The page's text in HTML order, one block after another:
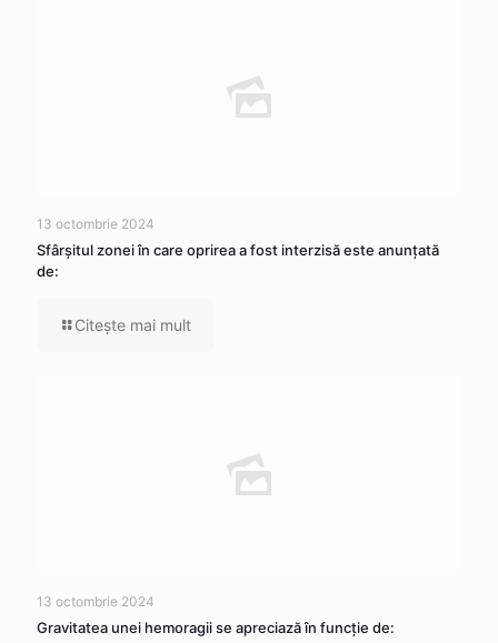
13 octombrie 2024
Sfârșitul zonei în care oprirea a fost interzisă este anunțată
de:
Citeşte mai mult
13 octombrie 2024
Gravitatea unei hemoragii se apreciază în funcție de: